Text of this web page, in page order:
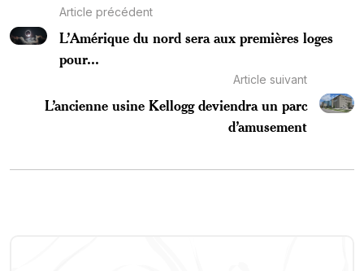
Article précédent
L’Amérique du nord sera aux premières loges
pour...
Article suivant
L’ancienne usine Kellogg deviendra un parc
d’amusement